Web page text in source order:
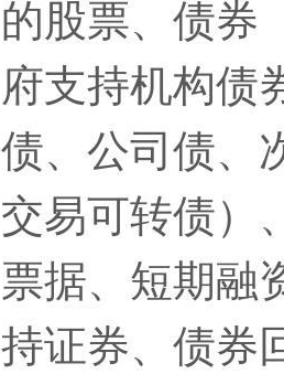
的股票、债券
府支持机构债
债、公司债、
交易可转债）
票据、短期融
持证券、债券